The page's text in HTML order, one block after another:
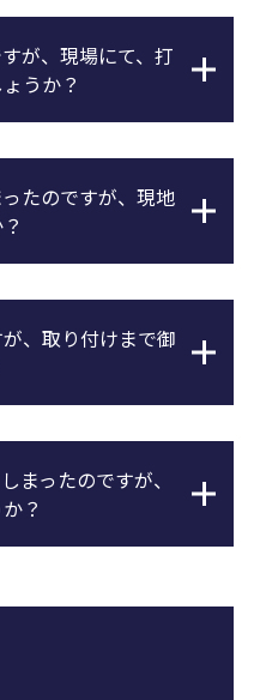
が、現場にて、打
うか？
たのですが、現地
、取り付けまで御
まったのですが、
？